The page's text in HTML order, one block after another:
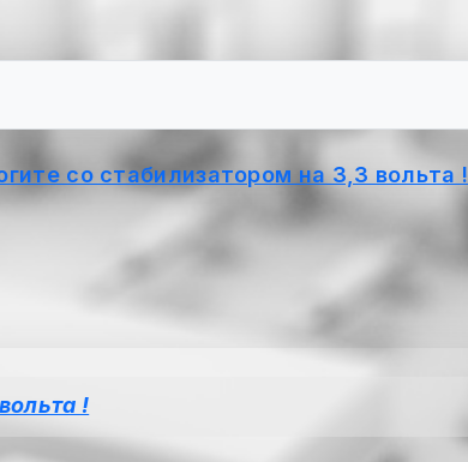
со стабилизатором на 3,3 вольта !
!